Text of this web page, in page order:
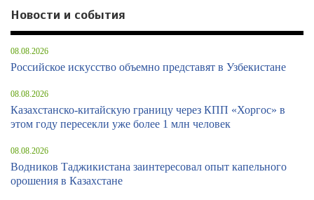
Новости и события
08.08.2026
Российское искусство объемно представят в Узбекистане
08.08.2026
Казахстанско-китайскую границу через КПП «Хоргос» в
этом году пересекли уже более 1 млн человек
08.08.2026
Водников Таджикистана заинтересовал опыт капельного
орошения в Казахстане